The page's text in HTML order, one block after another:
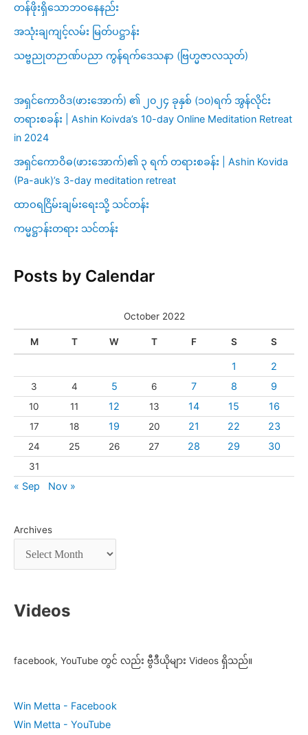
တန်ဖိုးရှိသောဘဝနေနည်း
အသုံးချကျင့်လမ်း မြတ်ပဋ္ဌာန်း
သဗ္ဗညုတဉာဏ်ပညာ ကွန်ရက်ဒေသနာ (ဗြဟ္မဇာလသုတ်)
အရှင်ကောဝိဒ(ဖားအောက်) ၏ ၂၀၂၄ ခုနှစ် (၁၀)ရက် အွန်လိုင်း
တရားစခန်း | Ashin Koivda’s 10-day Online Meditation Retreat
in 2024
အရှင်ကောဝိဓ(ဖားအောက်)၏ ၃ ရက် တရားစခန်း | Ashin Kovida
(Pa-auk)’s 3-day meditation retreat
ထာဝရငြိမ်းချမ်းရေးသို့ သင်တန်း
ကမ္မဋ္ဌာန်းတရား သင်တန်း
Posts by Calendar
October 2022
M T W T F S S
1 2
3 4 5 6 7 8 9
10 11 12 13 14 15 16
17 18 19 20 21 22 23
24 25 26 27 28 29 30
31
« Sep Nov »
Archives
Videos
facebook, YouTube တွင် လည်း ဗွီဒီယိုများ Videos ရှိသည်။
Win Metta - Facebook
Win Metta - YouTube